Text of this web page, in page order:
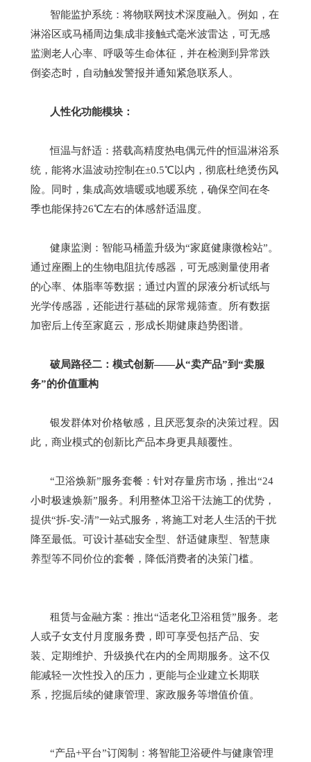
智能监护系统：将物联网技术深度融入。例如，在
淋浴区或马桶周边集成非接触式毫米波雷达，可无感
监测老人心率、呼吸等生命体征，并在检测到异常跌
倒姿态时，自动触发警报并通知紧急联系人。
人性化功能模块：
恒温与舒适：搭载高精度热电偶元件的恒温淋浴系
统，能将水温波动控制在±0.5℃以内，彻底杜绝烫伤风
险。同时，集成高效墙暖或地暖系统，确保空间在冬
季也能保持26℃左右的体感舒适温度。
健康监测：智能马桶盖升级为“家庭健康微检站”。
通过座圈上的生物电阻抗传感器，可无感测量使用者
的心率、体脂率等数据；通过内置的尿液分析试纸与
光学传感器，还能进行基础的尿常规筛查。所有数据
加密后上传至家庭云，形成长期健康趋势图谱。
破局路径二：模式创新——从“卖产品”到“卖服
务”的价值重构
银发群体对价格敏感，且厌恶复杂的决策过程。因
此，商业模式的创新比产品本身更具颠覆性。
“卫浴焕新”服务套餐：针对存量房市场，推出“24
小时极速焕新”服务。利用整体卫浴干法施工的优势，
提供“拆-安-清”一站式服务，将施工对老人生活的干扰
降至最低。可设计基础安全型、舒适健康型、智慧康
养型等不同价位的套餐，降低消费者的决策门槛。
租赁与金融方案：推出“适老化卫浴租赁”服务。老
人或子女支付月度服务费，即可享受包括产品、安
装、定期维护、升级换代在内的全周期服务。这不仅
能减轻一次性投入的压力，更能与企业建立长期联
系，挖掘后续的健康管理、家政服务等增值价值。
“产品+平台”订阅制：将智能卫浴硬件与健康管理